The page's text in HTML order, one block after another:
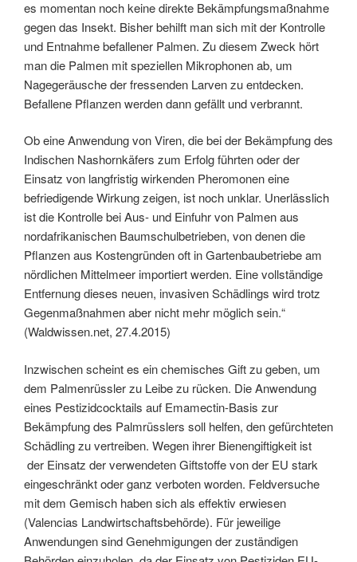
es momentan noch keine direkte Bekämpfungsmaßnahme
gegen das Insekt. Bisher behilft man sich mit der Kontrolle
und Entnahme befallener Palmen. Zu diesem Zweck hört
man die Palmen mit speziellen Mikrophonen ab, um
Nagegeräusche der fressenden Larven zu entdecken.
Befallene Pflanzen werden dann gefällt und verbrannt.
Ob eine Anwendung von Viren, die bei der Bekämpfung des
Indischen Nashornkäfers zum Erfolg führten oder der
Einsatz von langfristig wirkenden Pheromonen eine
befriedigende Wirkung zeigen, ist noch unklar. Unerlässlich
ist die Kontrolle bei Aus- und Einfuhr von Palmen aus
nordafrikanischen Baumschulbetrieben, von denen die
Pflanzen aus Kostengründen oft in Gartenbaubetriebe am
nördlichen Mittelmeer importiert werden. Eine vollständige
Entfernung dieses neuen, invasiven Schädlings wird trotz
Gegenmaßnahmen aber nicht mehr möglich sein.“
(Waldwissen.net, 27.4.2015)
Inzwischen scheint es ein chemisches Gift zu geben, um
dem Palmenrüssler zu Leibe zu rücken. Die Anwendung
eines Pestizidcocktails auf Emamectin-Basis zur
Bekämpfung des Palmrüsslers soll helfen, den gefürchteten
Schädling zu vertreiben. Wegen ihrer Bienengiftigkeit ist
der Einsatz der verwendeten Giftstoffe von der EU stark
eingeschränkt oder ganz verboten worden. Feldversuche
mit dem Gemisch haben sich als effektiv erwiesen
(Valencias Landwirtschaftsbehörde). Für jeweilige
Anwendungen sind Genehmigungen der zuständigen